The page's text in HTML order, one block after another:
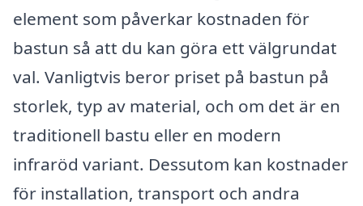
element som påverkar kostnaden för
bastun så att du kan göra ett välgrundat
val. Vanligtvis beror priset på bastun på
storlek, typ av material, och om det är en
traditionell bastu eller en modern
infraröd variant. Dessutom kan kostnader
för installation, transport och andra